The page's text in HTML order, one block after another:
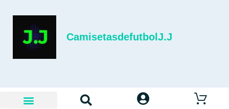
CamisetasdefutbolJ.J